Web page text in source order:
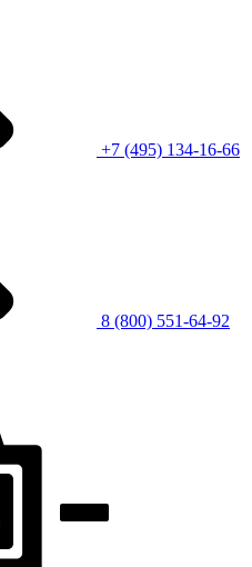
+7 (495) 134-16-66
8 (800) 551-64-92